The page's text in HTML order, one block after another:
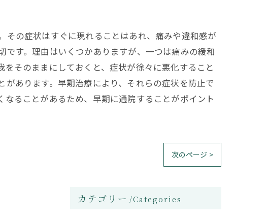
の症状はすぐに現れることはあれ、痛みや違和感が
す。理由はいくつかありますが、一つは痛みの緩和
そのままにしておくと、症状が徐々に悪化すること
あります。早期治療により、それらの症状を防止で
ることがあるため、早期に通院することがポイント
次のページ >
カテゴリー Categories